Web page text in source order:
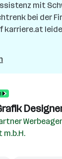
in
mit
bei der
karriere.at